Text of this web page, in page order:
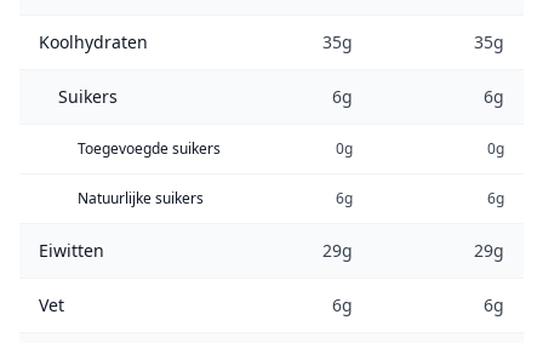
Koolhydraten 35g 35g
Suikers 6g 6g
Toegevoegde suikers 0g 0g
Natuurlijke suikers 6g 6g
Eiwitten 29g 29g
Vet 6g 6g